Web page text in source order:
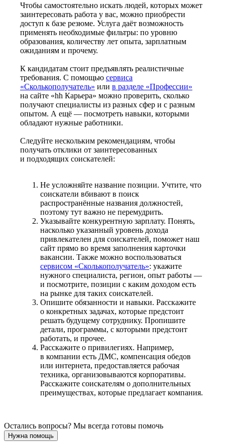
Чтобы самостоятельно искать людей, которых может
заинтересовать работа у вас, можно приобрести
доступ к базе резюме. Услуга даёт возможность
применять необходимые фильтры: по уровню
образования, количеству лет опыта, зарплатным
ожиданиям и прочему.
К кандидатам стоит предъявлять реалистичные
требования. С помощью сервиса
«Сколькополучатель» или в разделе «Профессии»
на сайте «hh Карьера» можно проверить, сколько
получают специалисты из разных сфер и с разным
опытом. А ещё — посмотреть навыки, которыми
обладают нужные работники.
Следуйте нескольким рекомендациям, чтобы
получать отклики от заинтересованных
и подходящих соискателей:
Не усложняйте название позиции. Учтите, что
соискатели вбивают в поиск
распространённые названия должностей,
поэтому тут важно не перемудрить.
Указывайте конкурентную зарплату. Понять,
насколько указанный уровень дохода
привлекателен для соискателей, поможет наш
сайт прямо во время заполнения карточки
вакансии. Также можно воспользоваться
сервисом «Сколькополучатель»: укажите
нужного специалиста, регион, опыт работы —
и посмотрите, позиции с каким доходом есть
на рынке для таких соискателей.
Опишите обязанности и навыки. Расскажите
о конкретных задачах, которые предстоит
решать будущему сотруднику. Пропишите
детали, программы, с которыми предстоит
работать, и прочее.
Расскажите о привилегиях. Например,
в компании есть ДМС, компенсация обедов
или интернета, предоставляется рабочая
техника, организовываются корпоративы.
Расскажите соискателям о дополнительных
преимуществах, которые предлагает компания.
Остались вопросы? Мы всегда готовы помочь
Нужна помощь